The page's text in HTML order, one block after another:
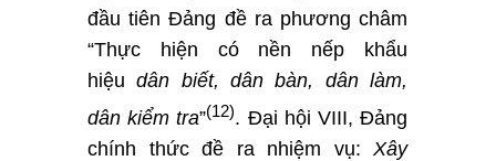
đầu tiên Đảng đề ra phương châm
“Thực hiện có nền nếp khẩu
hiệudân biết, dân bàn, dân làm,
dân kiểm tra”(12). Đại hội VIII, Đảng
chính thức đề ra nhiệm vụ: Xây